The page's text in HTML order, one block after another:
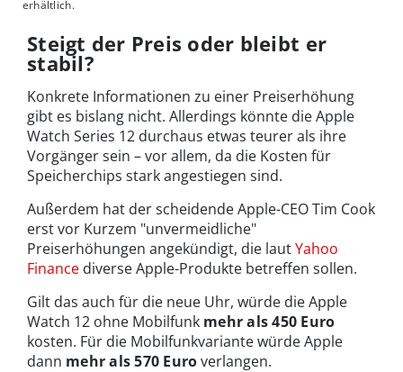
erhältlich.
Steigt der Preis oder bleibt er
stabil?
Konkrete Informationen zu einer Preiserhöhung
gibt es bislang nicht. Allerdings könnte die Apple
Watch Series 12 durchaus etwas teurer als ihre
Vorgänger sein – vor allem, da die Kosten für
Speicherchips stark angestiegen sind.
Außerdem hat der scheidende Apple-CEO Tim Cook
erst vor Kurzem "unvermeidliche"
Preiserhöhungen angekündigt, die lautYahoo
Finance diverse Apple-Produkte betreffen sollen.
Gilt das auch für die neue Uhr, würde die Apple
Watch 12 ohne Mobilfunk mehr als 450 Euro
kosten. Für die Mobilfunkvariante würde Apple
dann mehr als 570 Euroverlangen.